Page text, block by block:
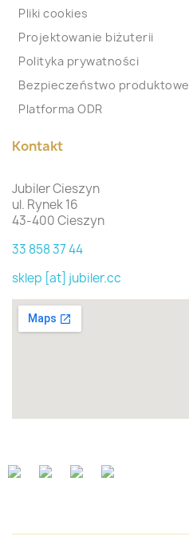
Pliki cookies
Projektowanie biżuterii
Polityka prywatności
Bezpieczeństwo produktowe
Platforma ODR
Kontakt
Jubiler Cieszyn
ul. Rynek 16
43-400 Cieszyn
33 858 37 44
sklep [at] jubiler.cc